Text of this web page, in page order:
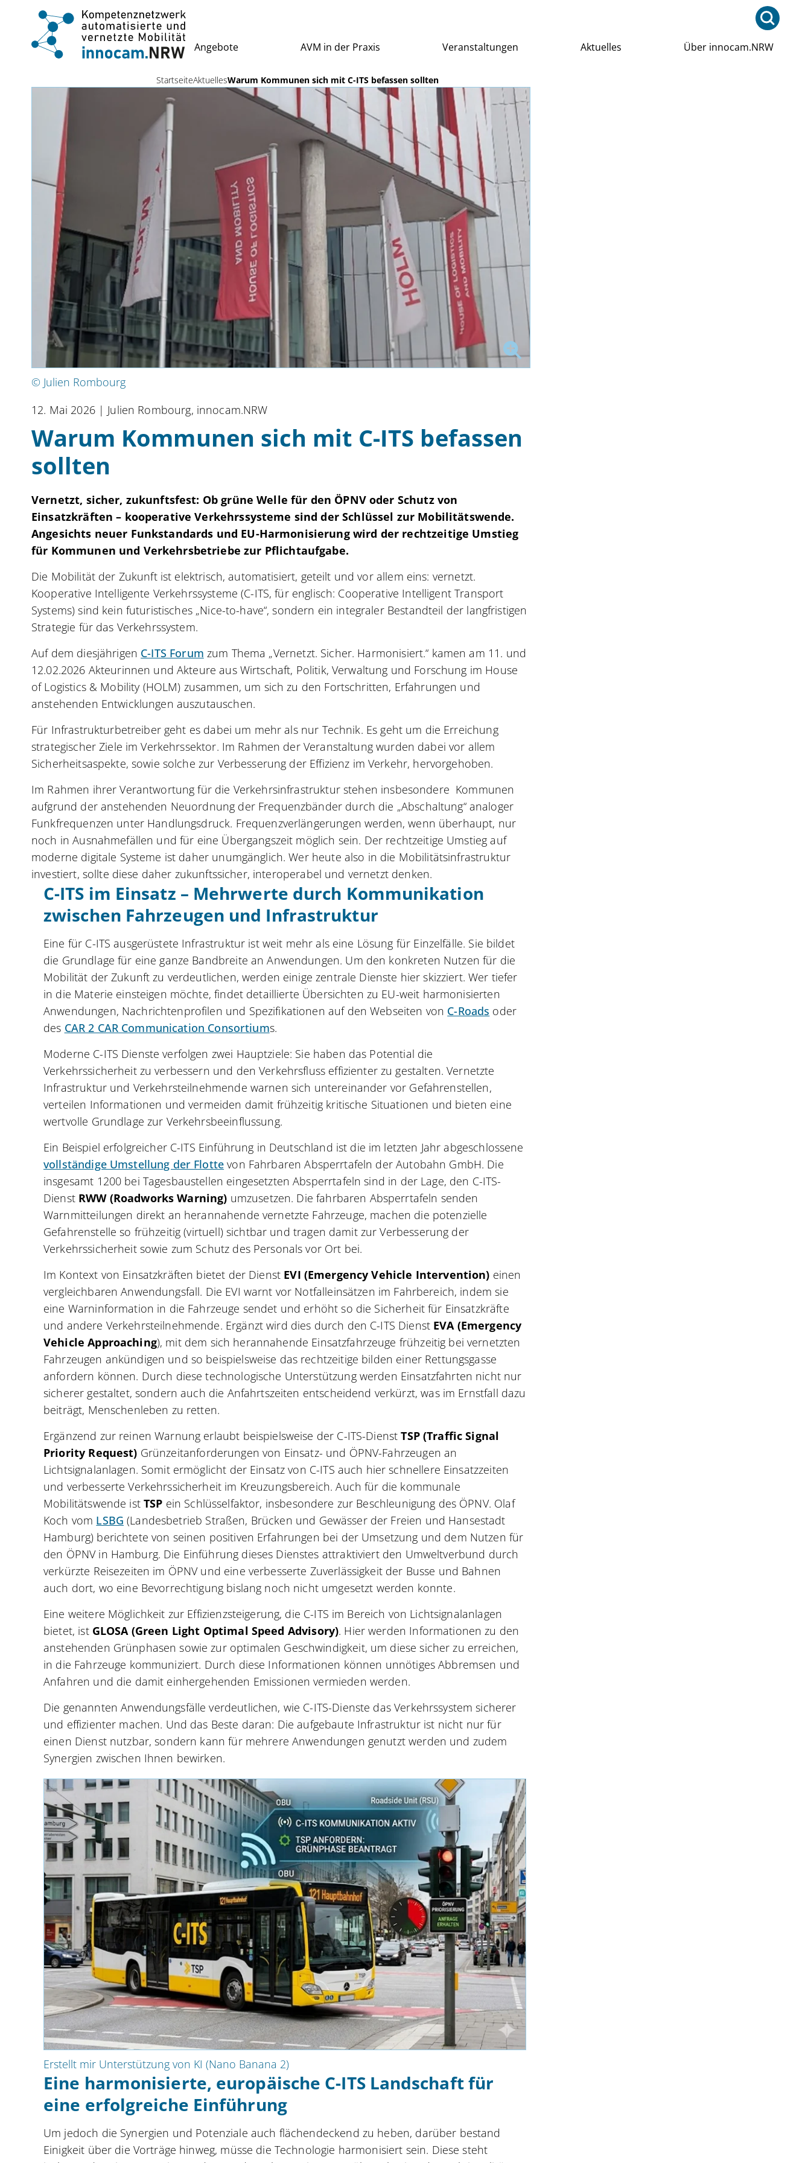
Angebote AVM in der Praxis Veranstaltungen Aktuelles Über innocam.NRW
StartseiteAktuellesWarum Kommunen sich mit C-ITS befassen sollten
© Julien Rombourg
Warum Kommunen sich mit C-ITS befassen
sollten
12. Mai 2026 | Julien Rombourg, innocam.NRW
Vernetzt, sicher, zukunftsfest: Ob grüne Welle für den ÖPNV oder Schutz von
Einsatzkräften – kooperative Verkehrssysteme sind der Schlüssel zur Mobilitätswende.
Angesichts neuer Funkstandards und EU-Harmonisierung wird der rechtzeitige Umstieg
für Kommunen und Verkehrsbetriebe zur Pflichtaufgabe.
Die Mobilität der Zukunft ist elektrisch, automatisiert, geteilt und vor allem eins: vernetzt.
Kooperative Intelligente Verkehrssysteme (C-ITS, für englisch: Cooperative Intelligent Transport
Systems) sind kein futuristisches „Nice-to-have“, sondern ein integraler Bestandteil der langfristigen
Strategie für das Verkehrssystem.
Auf dem diesjährigen C-ITS Forum zum Thema „Vernetzt. Sicher. Harmonisiert.“ kamen am 11. und
12.02.2026 Akteurinnen und Akteure aus Wirtschaft, Politik, Verwaltung und Forschung im House
of Logistics & Mobility (HOLM) zusammen, um sich zu den Fortschritten, Erfahrungen und
anstehenden Entwicklungen auszutauschen.
Für Infrastrukturbetreiber geht es dabei um mehr als nur Technik. Es geht um die Erreichung
strategischer Ziele im Verkehrssektor. Im Rahmen der Veranstaltung wurden dabei vor allem
Sicherheitsaspekte, sowie solche zur Verbesserung der Effizienz im Verkehr, hervorgehoben.
Im Rahmen ihrer Verantwortung für die Verkehrsinfrastruktur stehen insbesondere Kommunen
aufgrund der anstehenden Neuordnung der Frequenzbänder durch die „Abschaltung“ analoger
Funkfrequenzen unter Handlungsdruck. Frequenzverlängerungen werden, wenn überhaupt, nur
noch in Ausnahmefällen und für eine Übergangszeit möglich sein. Der rechtzeitige Umstieg auf
moderne digitale Systeme ist daher unumgänglich. Wer heute also in die Mobilitätsinfrastruktur
investiert, sollte diese daher zukunftssicher, interoperabel und vernetzt denken.
C-ITS im Einsatz – Mehrwerte durch Kommunikation
zwischen Fahrzeugen und Infrastruktur
Eine für C-ITS ausgerüstete Infrastruktur ist weit mehr als eine Lösung für Einzelfälle. Sie bildet
die Grundlage für eine ganze Bandbreite an Anwendungen. Um den konkreten Nutzen für die
Mobilität der Zukunft zu verdeutlichen, werden einige zentrale Dienste hier skizziert. Wer tiefer
in die Materie einsteigen möchte, findet detaillierte Übersichten zu EU-weit harmonisierten
Anwendungen, Nachrichtenprofilen und Spezifikationen auf den Webseiten von C-Roads oder
des CAR 2 CAR Communication Consortiums.
Moderne C-ITS Dienste verfolgen zwei Hauptziele: Sie haben das Potential die
Verkehrssicherheit zu verbessern und den Verkehrsfluss effizienter zu gestalten. Vernetzte
Infrastruktur und Verkehrsteilnehmende warnen sich untereinander vor Gefahrenstellen,
verteilen Informationen und vermeiden damit frühzeitig kritische Situationen und bieten eine
wertvolle Grundlage zur Verkehrsbeeinflussung.
Ein Beispiel erfolgreicher C-ITS Einführung in Deutschland ist die im letzten Jahr abgeschlossene
vollständige Umstellung der Flotte von Fahrbaren Absperrtafeln der Autobahn GmbH. Die
insgesamt 1200 bei Tagesbaustellen eingesetzten Absperrtafeln sind in der Lage, den C-ITS-
Dienst RWW (Roadworks Warning) umzusetzen. Die fahrbaren Absperrtafeln senden
Warnmitteilungen direkt an herannahende vernetzte Fahrzeuge, machen die potenzielle
Gefahrenstelle so frühzeitig (virtuell) sichtbar und tragen damit zur Verbesserung der
Verkehrssicherheit sowie zum Schutz des Personals vor Ort bei.
Im Kontext von Einsatzkräften bietet der Dienst EVI (Emergency Vehicle Intervention) einen
vergleichbaren Anwendungsfall. Die EVI warnt vor Notfalleinsätzen im Fahrbereich, indem sie
eine Warninformation in die Fahrzeuge sendet und erhöht so die Sicherheit für Einsatzkräfte
und andere Verkehrsteilnehmende. Ergänzt wird dies durch den C-ITS Dienst EVA (Emergency
Vehicle Approaching), mit dem sich herannahende Einsatzfahrzeuge frühzeitig bei vernetzten
Fahrzeugen ankündigen und so beispielsweise das rechtzeitige bilden einer Rettungsgasse
anfordern können. Durch diese technologische Unterstützung werden Einsatzfahrten nicht nur
sicherer gestaltet, sondern auch die Anfahrtszeiten entscheidend verkürzt, was im Ernstfall dazu
beiträgt, Menschenleben zu retten.
Ergänzend zur reinen Warnung erlaubt beispielsweise der C-ITS-DienstTSP (Traffic Signal
Priority Request) Grünzeitanforderungen von Einsatz- und ÖPNV-Fahrzeugen an
Lichtsignalanlagen. Somit ermöglicht der Einsatz von C-ITS auch hier schnellere Einsatzzeiten
und verbesserte Verkehrssicherheit im Kreuzungsbereich. Auch für die kommunale
Mobilitätswende ist TSP ein Schlüsselfaktor, insbesondere zur Beschleunigung des ÖPNV. Olaf
Koch vom LSBG (Landesbetrieb Straßen, Brücken und Gewässer der Freien und Hansestadt
Hamburg) berichtete von seinen positiven Erfahrungen bei der Umsetzung und dem Nutzen für
den ÖPNV in Hamburg. Die Einführung dieses Dienstes attraktiviert den Umweltverbund durch
verkürzte Reisezeiten im ÖPNV und eine verbesserte Zuverlässigkeit der Busse und Bahnen
auch dort, wo eine Bevorrechtigung bislang noch nicht umgesetzt werden konnte.
Eine weitere Möglichkeit zur Effizienzsteigerung, die C-ITS im Bereich von Lichtsignalanlagen
bietet, ist GLOSA (Green Light Optimal Speed Advisory). Hier werden Informationen zu den
anstehenden Grünphasen sowie zur optimalen Geschwindigkeit, um diese sicher zu erreichen,
in die Fahrzeuge kommuniziert. Durch diese Informationen können unnötiges Abbremsen und
Anfahren und die damit einhergehenden Emissionen vermieden werden.
Die genannten Anwendungsfälle verdeutlichen, wie C-ITS-Dienste das Verkehrssystem sicherer
und effizienter machen. Und das Beste daran: Die aufgebaute Infrastruktur ist nicht nur für
einen Dienst nutzbar, sondern kann für mehrere Anwendungen genutzt werden und zudem
Synergien zwischen Ihnen bewirken.
Erstellt mir Unterstützung von KI (Nano Banana 2)
Eine harmonisierte, europäische C-ITS Landschaft für
eine erfolgreiche Einführung
Um jedoch die Synergien und Potenziale auch flächendeckend zu heben, darüber bestand
Einigkeit über die Vorträge hinweg, müsse die Technologie harmonisiert sein. Diese steht